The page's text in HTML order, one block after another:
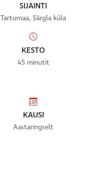
SIJAINTI
Tartumaa, Särgla küla
KESTO
45 minutit
KAUSI
Aastaringselt